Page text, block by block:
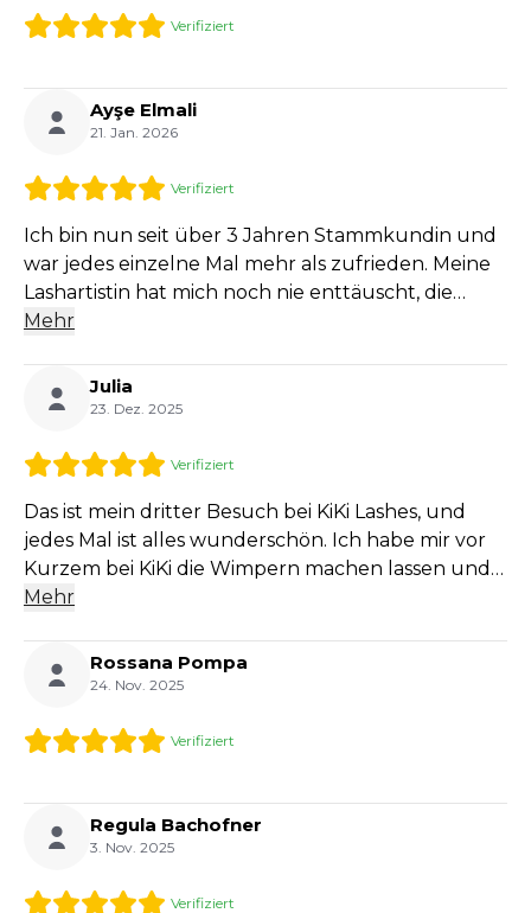
Verifiziert
Ayşe Elmali
21. Jan. 2026
Verifiziert
Ich bin nun seit über 3 Jahren Stammkundin und
war jedes einzelne Mal mehr als zufrieden. Meine
Lashartistin hat mich noch nie enttäuscht, die
Qualität ihrer Arbeit ist einfach top und konstant
fühlt man sich durch ihre herzliche, professionelle
Art sofort wohl und bestens aufgehoben.
und eine entspannte Atmosphäre, ich kann sie von
Mehr
Julia
23. Dez. 2025
Verifiziert
Das ist mein dritter Besuch bei KiKi Lashes, und
jedes Mal ist alles wunderschön. Ich habe mir vor
Kurzem bei KiKi die Wimpern machen lassen und
heute habe ich sie bei Selina auffüllen lassen –
Mehr
Rossana Pompa
24. Nov. 2025
Verifiziert
Regula Bachofner
3. Nov. 2025
Verifiziert